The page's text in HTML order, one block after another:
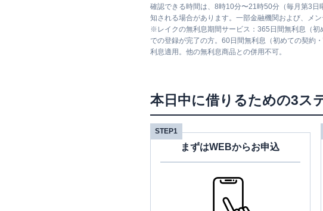
確認できる時間は、8時10分〜21時50分（毎月第3
知される場合があります。一部金融機関および、メン
※ レイクの無利息期間サービス：365日間無利息（
での登録が完了の方。60日間無利息（初めての契約
利息適用。他の無利息商品との併用不可。
本日中に借りるための3ス
STEP1
まずはWEBからお申込